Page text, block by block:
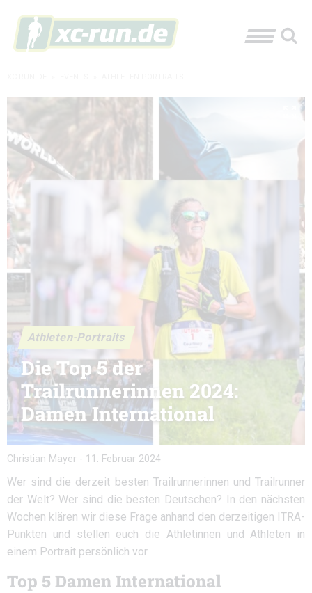
Athleten-Portraits
Die Top 5 der
Trailrunnerinnen 2024:
Damen International
Christian Mayer - 11. Februar 2024
Wer sind die derzeit besten Trailrunnerinnen und Trailrunner
der Welt? Wer sind die besten Deutschen? In den nächsten
Wochen klären wir diese Frage anhand den derzeitigen ITRA-
Punkten und stellen euch die Athletinnen und Athleten in
einem Portrait persönlich vor.
Top 5 Damen International